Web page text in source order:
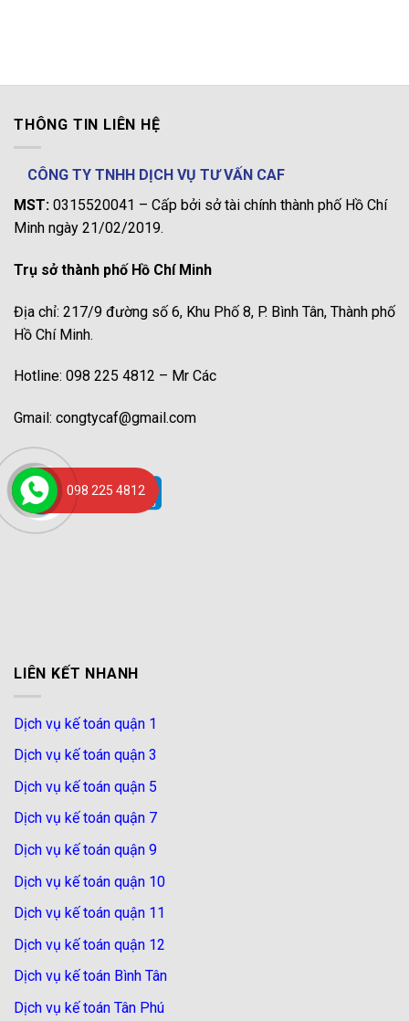
THÔNG TIN LIÊN HỆ
CÔNG TY TNHH DỊCH VỤ TƯ VẤN CAF
MST: 0315520041 – Cấp bởi sở tài chính thành phố Hồ Chí
Minh ngày 21/02/2019.
Trụ sở thành phố Hồ Chí Minh
Địa chỉ: 217/9 đường số 6, Khu Phố 8, P. Bình Tân, Thành phố
Hồ Chí Minh.
Hotline: 098 225 4812 – Mr Các
Gmail: congtycaf@gmail.com
LIÊN KẾT NHANH
Dịch vụ kế toán quận 1
Dịch vụ kế toán quận 3
Dịch vụ kế toán quận 5
Dịch vụ kế toán quận 7
Dịch vụ kế toán quận 9
Dịch vụ kế toán quận 10
Dịch vụ kế toán quận 11
Dịch vụ kế toán quận 12
Dịch vụ kế toán Bình Tân
Dịch vụ kế toán Tân Phú
098 225 4812